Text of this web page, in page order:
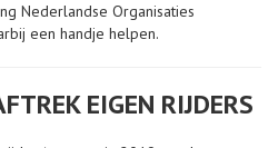
Nederlandse Organisaties
een handje helpen.
EIGEN RIJDERS